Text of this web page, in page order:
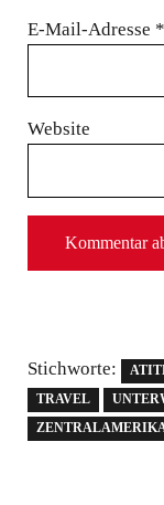
E-Mail-Adresse *
Website
Stichworte:
TRAVEL